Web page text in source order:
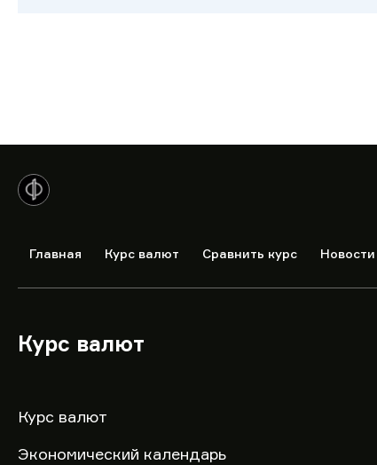
Главная Курс валют Сравнить курс Новости
Курс валют
Курс валют
Экономический календарь